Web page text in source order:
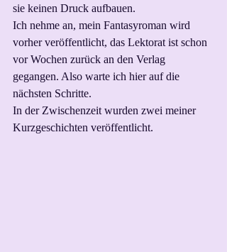
sie keinen Druck aufbauen.
Ich nehme an, mein Fantasyroman wird
vorher veröffentlicht, das Lektorat ist schon
vor Wochen zurück an den Verlag
gegangen. Also warte ich hier auf die
nächsten Schritte.
In der Zwischenzeit wurden zwei meiner
Kurzgeschichten veröffentlicht.